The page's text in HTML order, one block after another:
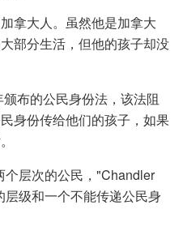
拿大人。虽然他是加拿大
部分生活，但他的孩子却没
布的公民身份法，该法阻
身份传给他们的孩子，如果
层次的公民，"Chandler
级和一个不能传递公民身